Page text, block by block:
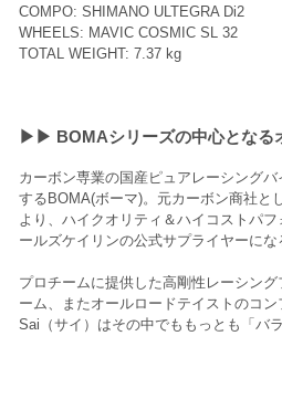
COMPO: SHIMANO ULTEGRA Di2
WHEELS: MAVIC COSMIC SL 32
TOTAL WEIGHT: 7.37 kg
▶︎▶︎ BOMAシリーズの中心となる
カーボン専業の国産ピュアレーシング
するBOMA(ボーマ)。元カーボン商社と
より、ハイクオリティ＆ハイコストパ
ールズケイリンの公式サプライヤーにな
プロチームに提供した高剛性レーシン
ーム、またオールロードテイストのコ
Sai（サイ）はその中でももっとも「バ